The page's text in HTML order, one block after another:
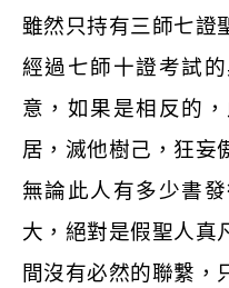
雖然只持有三師七證
經過七師十證考試
意，如果是相反的
居，滅他樹己，狂妄
無論此人有多少書
大，絕對是假聖人真
間沒有必然的聯繫，